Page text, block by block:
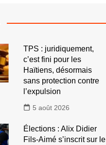
TPS : juridiquement,
c’est fini pour les
Haïtiens, désormais
sans protection contre
l’expulsion
5 août 2026
Élections : Alix Didier
Fils-Aimé s’inscrit sur le